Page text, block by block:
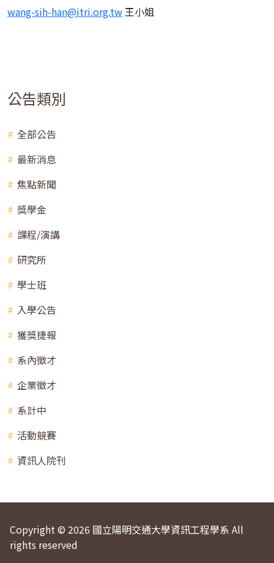
wang-sih-han@itri.org.tw 王小姐
公告類別
全部公告
最新消息
焦點新聞
獎學金
課程/演講
研究所
學士班
入學公告
獲獎捷報
系內徵才
企業徵才
系計中
活動競賽
資訊人院刊
Copyright © 2026 國立陽明交通大學資訊工程學系 All
rights reserved